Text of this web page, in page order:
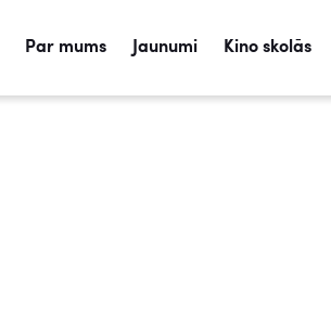
Par mums Jaunumi Kino skolās